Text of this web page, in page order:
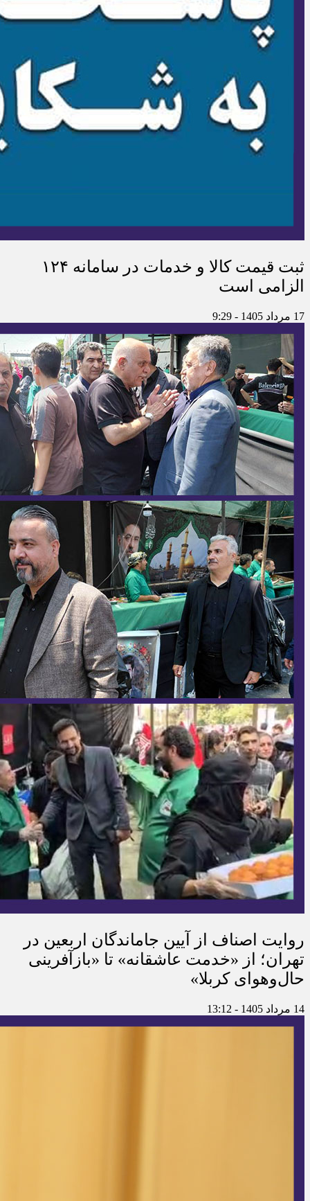
ثبت قیمت کالا و خدمات در سامانه ۱۲۴
الزامی است
17 مرداد 1405 - 9:29
روایت اصناف از آیین جاماندگان اربعین در
تهران؛ از «خدمت عاشقانه» تا «بازآفرینی
حال‌وهوای کربلا»